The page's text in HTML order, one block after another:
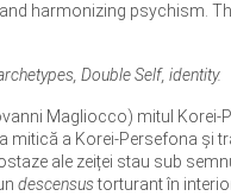
harmonizing psychism.
Double Self, identity.
Magliocco) mitul Korei-
mitică a Korei-Persefona și
ale zeiței stau sub
descensustorturant în